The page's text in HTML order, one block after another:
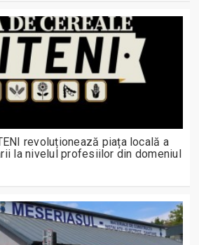
revoluționează piața locală a
la nivelul profesiilor din domeniul